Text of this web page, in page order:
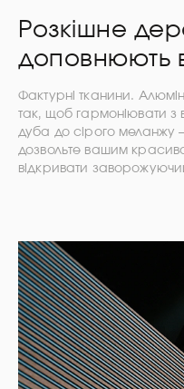
Розкішне
доповнюють
Фактурні тканини.
так, щоб гармоніювати з
дуба до сірого меланжу
дозвольте вашим
відкривати